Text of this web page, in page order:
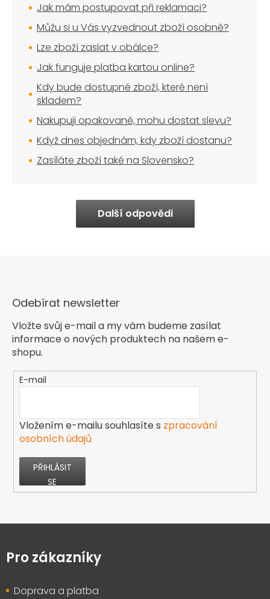
Jak mám postupovat při reklamaci?
Můžu si u Vás vyzvednout zboží osobně?
Lze zboží zaslat v obálce?
Jak funguje platba kartou online?
Kdy bude dostupné zboží, které není
skladem?
Nakupuji opakovaně, mohu dostat slevu?
Když dnes objednám, kdy zboží dostanu?
Zasíláte zboží také na Slovensko?
Další odpovědi
Odebírat newsletter
Vložte svůj e-mail a my vám budeme zasílat
informace o nových produktech na našem e-
shopu.
E-mail
Vložením e-mailu souhlasíte s zpracování
osobních údajů
PŘIHLÁSIT
SE
Z
pPro zákazníky
Doprava a platba